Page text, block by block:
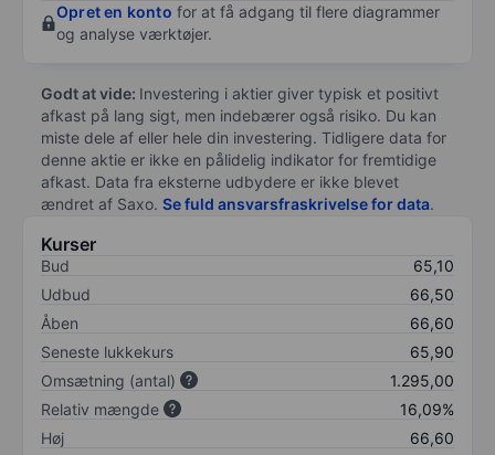
Opret en konto for at få adgang til flere diagrammer
og analyse værktøjer.
Godt at vide: Investering i aktier giver typisk et positivt
afkast på lang sigt, men indebærer også risiko. Du kan
miste dele af eller hele din investering. Tidligere data for
denne aktie er ikke en pålidelig indikator for fremtidige
afkast. Data fra eksterne udbydere er ikke blevet
ændret af Saxo. Se fuld ansvarsfraskrivelse for data.
Kurser
Bud
65,10
Udbud
66,50
Åben
66,60
Seneste lukkekurs
65,90
Omsætning (antal)
1.295,00
Relativ mængde
16,09%
Høj
66,60